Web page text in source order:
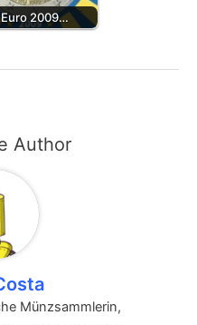
2009…
Author
Münzsammlerin,